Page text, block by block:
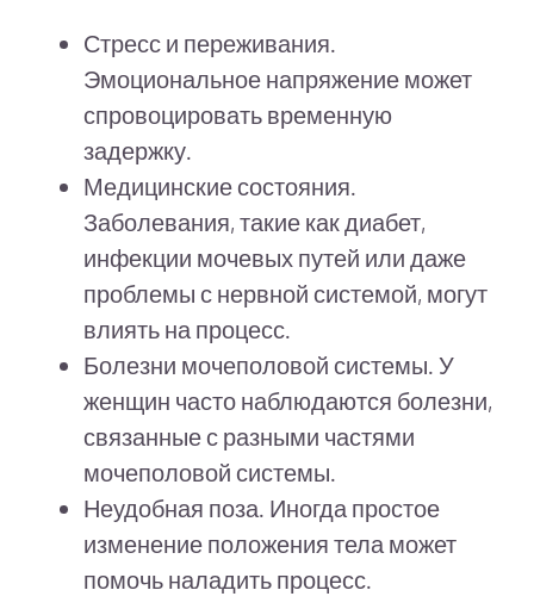
Стресс и переживания.
Эмоциональное напряжение может
спровоцировать временную
задержку.
Медицинские состояния.
Заболевания, такие как диабет,
инфекции мочевых путей или даже
проблемы с нервной системой, могут
влиять на процесс.
Болезни мочеполовой системы. У
женщин часто наблюдаются болезни,
связанные с разными частями
мочеполовой системы.
Неудобная поза. Иногда простое
изменение положения тела может
помочь наладить процесс.